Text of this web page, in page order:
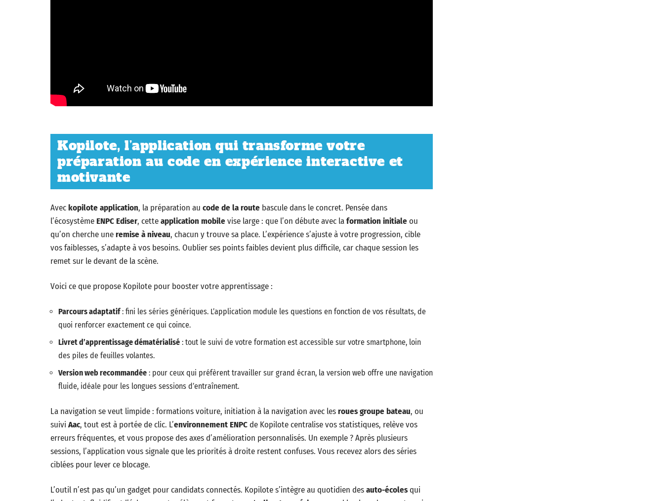
Kopilote, l’application qui transforme votre
préparation au code en expérience interactive et
motivante
Avec kopilote application, la préparation au code de la route bascule dans le concret. Pensée dans
l’écosystème ENPC Ediser, cetteapplication mobilevise large : que l’on débute avec laformation initialeou
qu’on cherche uneremise à niveau, chacun y trouve sa place. L’expérience s’ajuste à votre progression, cible
vos faiblesses, s’adapte à vos besoins. Oublier ses points faibles devient plus difficile, car chaque session les
remet sur le devant de la scène.
Voici ce que propose Kopilote pour booster votre apprentissage :
Parcours adaptatif: fini les séries génériques. L’application module les questions en fonction de vos résultats, de
quoi renforcer exactement ce qui coince.
Livret d’apprentissage dématérialisé : tout le suivi de votre formation est accessible sur votre smartphone, loin
des piles de feuilles volantes.
Version web recommandée : pour ceux qui préfèrent travailler sur grand écran, la version web offre une navigation
fluide, idéale pour les longues sessions d’entraînement.
La navigation se veut limpide : formations voiture, initiation à la navigation avec lesroues groupe bateau, ou
suivi Aac, tout est à portée de clic. L’environnement ENPCde Kopilote centralise vos statistiques, relève vos
erreurs fréquentes, et vous propose des axes d’amélioration personnalisés. Un exemple ? Après plusieurs
sessions, l’application vous signale que les priorités à droite restent confuses. Vous recevez alors des séries
ciblées pour lever ce blocage.
L’outil n’est pas qu’un gadget pour candidats connectés. Kopilote s’intègre au quotidien desauto-écolesqui